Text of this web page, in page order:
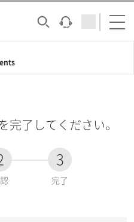
完了してください。
3
完了